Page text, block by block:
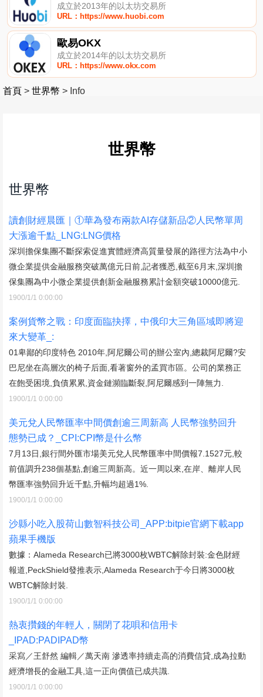
成立於2013年的以太坊交易所
URL：https://www.huobi.com
歐易OKX
成立於2014年的以太坊交易所
URL：https://www.okx.com
首頁 > 世界幣 > Info
世界幣
世界幣
讀創財經晨匯｜①華為發布兩款AI存儲新品②人民幣單周
大漲逾千點_LNG:LNG價格
深圳擔保集團不斷探索促進實體經濟高質量發展的路徑方法為中小
微企業提供金融服務突破萬億元日前,記者獲悉,截至6月末,深圳擔
保集團為中小微企業提供創新金融服務累計金額突破10000億元.
1900/1/1 0:00:00
案例貨幣之戰：印度面臨抉擇，中俄印大三角區域即將迎
來大變革_:
01卑鄙的印度特色 2010年,阿尼爾公司的辦公室內,總裁阿尼爾?安
巴尼坐在高層次的椅子后面,看著窗外的孟買市區。公司的業務正
在飽受困境,負債累累,資金鏈瀕臨斷裂,阿尼爾感到一陣無力.
1900/1/1 0:00:00
美元兌人民幣匯率中間價創逾三周新高 人民幣強勢回升
態勢已成？_CPI:CPI幣是什么幣
7月13日,銀行間外匯市場美元兌人民幣匯率中間價報7.1527元,較
前值調升238個基點,創逾三周新高。近一周以來,在岸、離岸人民
幣匯率強勢回升近千點,升幅均超過1%.
1900/1/1 0:00:00
沙縣小吃入股荷山數智科技公司_APP:bitpie官網下載app
蘋果手機版
數據：Alameda Research已將3000枚WBTC解除封裝:金色財經
報道,PeckShield發推表示,Alameda Research于今日將3000枚
WBTC解除封裝.
1900/1/1 0:00:00
熱衷攢錢的年輕人，關閉了花唄和信用卡
_IPAD:PADIPAD幣
采寫／王舒然 編輯／萬天南 滲透率持續走高的消費信貸,成為拉動
經濟增長的金融工具,這一正向價值已成共識.
1900/1/1 0:00:00